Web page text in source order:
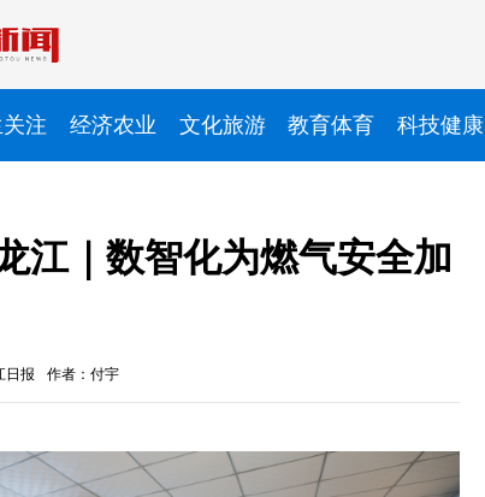
注 经济农业 文化旅游 教育体育 科技健康
江｜数智化为燃气安全加
日报 作者：付宇